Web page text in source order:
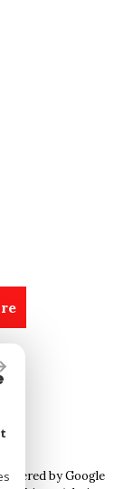
by Google